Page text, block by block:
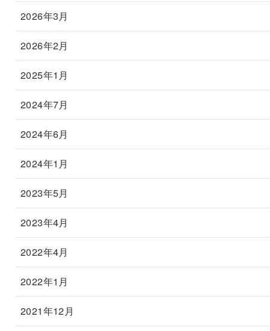
2026年3月
2026年2月
2025年1月
2024年7月
2024年6月
2024年1月
2023年5月
2023年4月
2022年4月
2022年1月
2021年12月